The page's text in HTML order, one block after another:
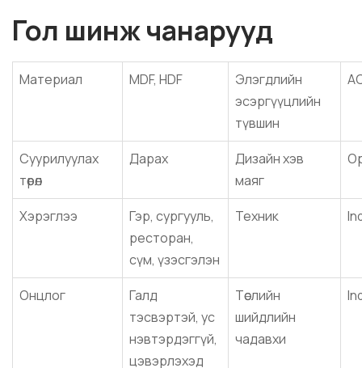
Гол шинж чанарууд
Материал MDF, HDF
Элэгдлийн
эсэргүүцлийн
түвшин
Суурилуулах
төрөл
Дарах
Дизайн хэв
маяг
Хэрэглээ
Гэр, сургууль,
ресторан,
сүм, үзэсгэлэн
Техник
Онцлог
Галд
тэсвэртэй, ус
нэвтэрдэггүй,
цэвэрлэхэд
Төслийн
шийдлийн
чадавхи